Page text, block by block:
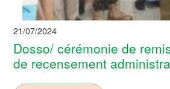
21/07/2024
Dosso/ cérémonie de
de recensement